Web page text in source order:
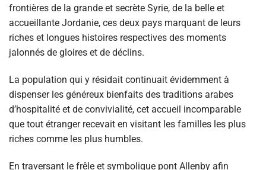
frontières de la grande et secrète Syrie, de la belle et
accueillante Jordanie, ces deux pays marquant de leurs
riches et longues histoires respectives des moments
jalonnés de gloires et de déclins.
La population qui y résidait continuait évidemment à
dispenser les généreux bienfaits des traditions arabes
d’hospitalité et de convivialité, cet accueil incomparable
que tout étranger recevait en visitant les familles les plus
riches comme les plus humbles.
En traversant le frêle et symbolique pont Allenby afin